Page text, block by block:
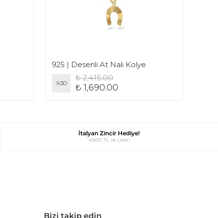
925 | Desenli At Nalı Kolye
%30
₺ 2,415.00
₺ 1,690.00
İtalyan Zincir Hediye!
4500 TL ve Üzeri
Bizi takip edin